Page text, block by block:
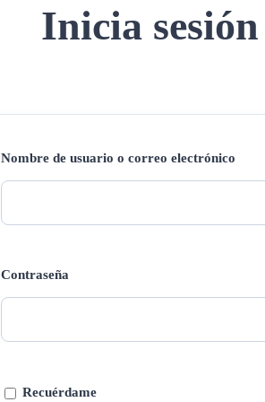
Inicia sesión
Nombre de usuario o correo electrónico
Contraseña
Recuérdame